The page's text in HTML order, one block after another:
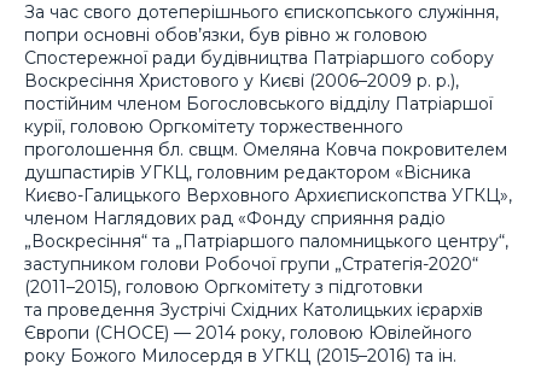
За час свого дотеперішнього єпископського служіння,
попри основні обов’язки, був рівно ж головою
Спостережної ради будівництва Патріаршого собору
Воскресіння Христового у Києві (2006–2009 р. р.),
постійним членом Богословського відділу Патріаршої
курії, головою Оргкомітету торжественного
проголошення бл. свщм. Омеляна Ковча покровителем
душпастирів УГКЦ, головним редактором «Вісника
Києво-Галицького Верховного Архиєпископства УГКЦ»,
членом Наглядових рад «Фонду сприяння радіо
„Воскресіння“ та „Патріаршого паломницького центру“,
заступником голови Робочої групи „Стратегія-2020“
(2011–2015), головою Оргкомітету з підготовки
та проведення Зустрічі Східних Католицьких ієрархів
Європи (СНОСЕ) — 2014 року, головою Ювілейного
року Божого Милосердя в УГКЦ (2015–2016) та ін.